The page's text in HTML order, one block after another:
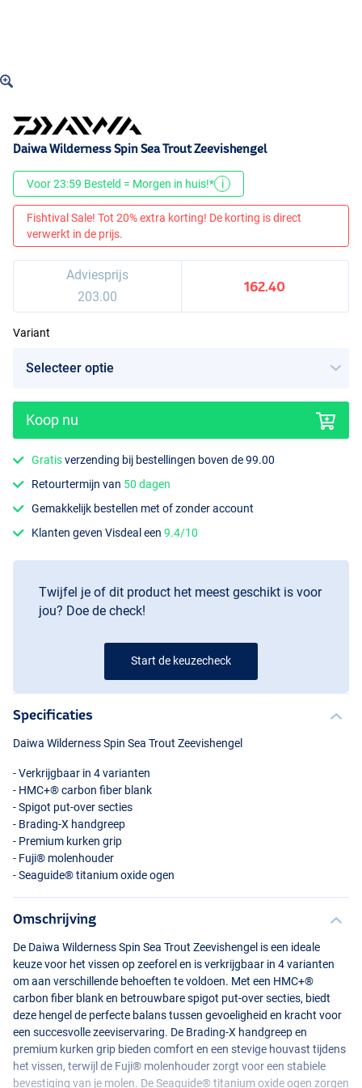
Daiwa Wilderness Spin Sea Trout Zeevishengel
Voor 23:59 Besteld = Morgen in huis!* i
Fishtival Sale! Tot 20% extra korting! De korting is direct
verwerkt in de prijs.
Adviesprijs
203.00
162.40
Variant
Koop nu
Gratisverzending bij bestellingen boven de 99.00
Retourtermijn van 50 dagen
Gemakkelijk bestellen met of zonder account
Klanten geven Visdeal een9.4/10
Twijfel je of dit product het meest geschikt is voor
jou? Doe de check!
Start de keuzecheck
Specificaties
Daiwa Wilderness Spin Sea Trout Zeevishengel
- Verkrijgbaar in 4 varianten
- HMC+® carbon fiber blank
- Spigot put-over secties
- Brading-X handgreep
- Premium kurken grip
- Fuji® molenhouder
- Seaguide® titanium oxide ogen
Omschrijving
De Daiwa Wilderness Spin Sea Trout Zeevishengel is een ideale
keuze voor het vissen op zeeforel en is verkrijgbaar in 4 varianten
om aan verschillende behoeften te voldoen. Met een HMC+®
carbon fiber blank en betrouwbare spigot put-over secties, biedt
deze hengel de perfecte balans tussen gevoeligheid en kracht voor
een succesvolle zeeviservaring. De Brading-X handgreep en
premium kurken grip bieden comfort en een stevige houvast tijdens
het vissen, terwijl de Fuji® molenhouder zorgt voor een stabiele
bevestiging van je molen. De Seaguide® titanium oxide ogen zorgen